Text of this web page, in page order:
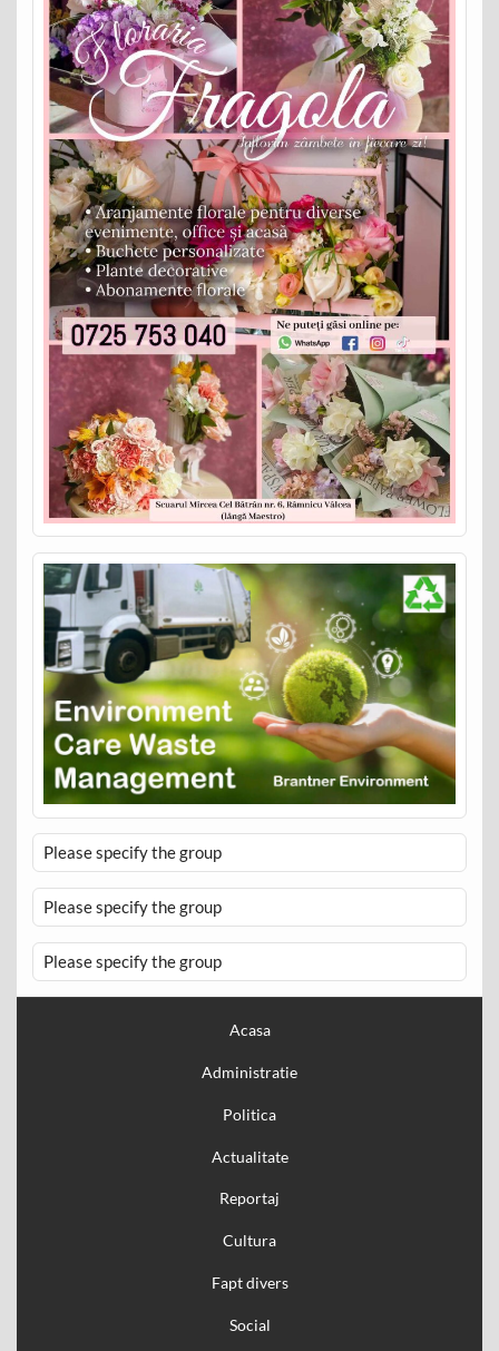
Please specify the group
Please specify the group
Please specify the group
Acasa
Administratie
Politica
Actualitate
Reportaj
Cultura
Fapt divers
Social